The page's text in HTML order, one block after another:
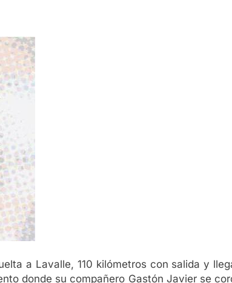
a Lavalle, 110 kilómetros con salida y
donde su compañero Gastón Javier se